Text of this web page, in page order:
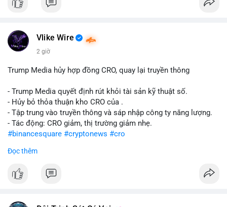
$btc $eth
📰 Nguồn: CoinDesk
Vlike Wire
2 giờ
Trump Media hủy hợp đồng CRO, quay lại truyền thông
- Trump Media quyết định rút khỏi tài sản kỹ thuật số.
- Hủy bỏ thỏa thuận kho CRO của .
- Tập trung vào truyền thông và sáp nhập công ty năng lượng.
- Tác động: CRO giảm, thị trường giảm nhẹ.
#binancesquare #cryptonews #cro
$cro
#vlikevn #titanbot
Đọc thêm